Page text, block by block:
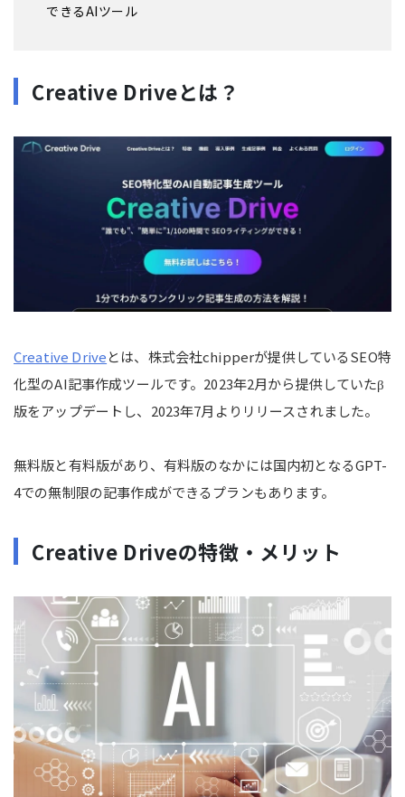
できるAIツール
Creative Driveとは？
Creative Driveとは、株式会社chipperが提供しているSEO特
化型のAI記事作成ツールです。2023年2月から提供していたβ
版をアップデートし、2023年7月よりリリースされました。
無料版と有料版があり、有料版のなかには国内初となるGPT-
4での無制限の記事作成ができるプランもあります。
Creative Driveの特徴・メリット